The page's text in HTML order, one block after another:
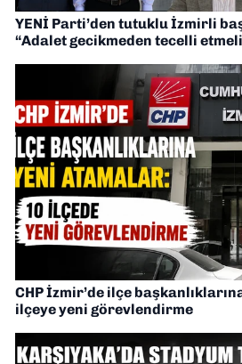
YENİ Parti’den tutuklu İzmirli
“Adalet gecikmeden tecelli
CHP İzmir’de ilçe
ilçeye yeni görevlendirme